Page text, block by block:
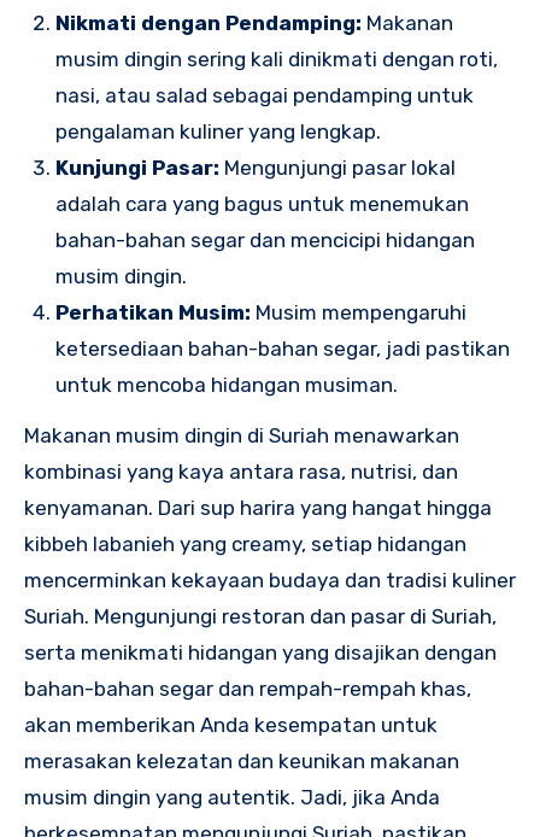
Nikmati dengan Pendamping: Makanan
musim dingin sering kali dinikmati dengan roti,
nasi, atau salad sebagai pendamping untuk
pengalaman kuliner yang lengkap.
Kunjungi Pasar: Mengunjungi pasar lokal
adalah cara yang bagus untuk menemukan
bahan-bahan segar dan mencicipi hidangan
musim dingin.
Perhatikan Musim: Musim mempengaruhi
ketersediaan bahan-bahan segar, jadi pastikan
untuk mencoba hidangan musiman.
Makanan musim dingin di Suriah menawarkan
kombinasi yang kaya antara rasa, nutrisi, dan
kenyamanan. Dari sup harira yang hangat hingga
kibbeh labanieh yang creamy, setiap hidangan
mencerminkan kekayaan budaya dan tradisi kuliner
Suriah. Mengunjungi restoran dan pasar di Suriah,
serta menikmati hidangan yang disajikan dengan
bahan-bahan segar dan rempah-rempah khas,
akan memberikan Anda kesempatan untuk
merasakan kelezatan dan keunikan makanan
musim dingin yang autentik. Jadi, jika Anda